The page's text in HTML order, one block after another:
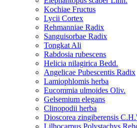
Kochiae Fructus
Lycii Cortex
Rehmanniae Radix
Sanguisorbae Radix
Tongkat Ali
Rabdosia rubescens
Helicia nilagirica Bedd.
Angelicae Pubescentis Radix
Lamiophlomis herba
Eucommia ulmoides Oliv.
Gelsemium elegans
Clinopodii herba
Dioscorea zingiberensis
Lilhocarpus Polystachys